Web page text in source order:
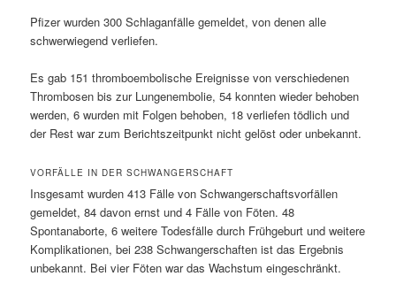
Pfizer wurden 300 Schlaganfälle gemeldet, von denen alle
schwerwiegend verliefen.
Es gab 151 thromboembolische Ereignisse von verschiedenen
Thrombosen bis zur Lungenembolie, 54 konnten wieder behoben
werden, 6 wurden mit Folgen behoben, 18 verliefen tödlich und
der Rest war zum Berichtszeitpunkt nicht gelöst oder unbekannt.
VORFÄLLE IN DER SCHWANGERSCHAFT
Insgesamt wurden 413 Fälle von Schwangerschaftsvorfällen
gemeldet, 84 davon ernst und 4 Fälle von Föten. 48
Spontanaborte, 6 weitere Todesfälle durch Frühgeburt und weitere
Komplikationen, bei 238 Schwangerschaften ist das Ergebnis
unbekannt. Bei vier Föten war das Wachstum eingeschränkt.